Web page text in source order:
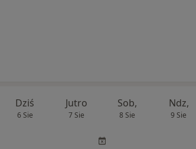
Dziś
6 Sie
Jutro
7 Sie
Sob,
8 Sie
Ndz,
9 Sie